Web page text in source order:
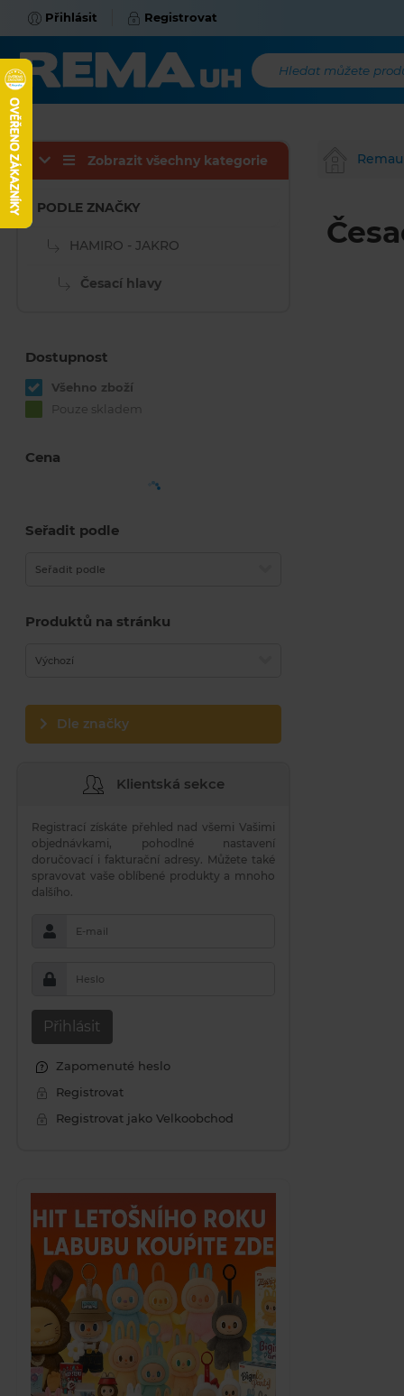
Přihlásit Registrovat
Hledat můžete
Zobrazit všechny kategorie
PODLE ZNAČKY
HAMIRO - JAKRO
Česací hlavy
Dostupnost
Všehno zboží
Pouze skladem
Cena
Seřadit podle
Seřadit podle
Produktů na stránku
Výchozí
Dle značky
Klientská sekce
Registrací získáte přehled nad všemi Vašimi
objednávkami, pohodlné nastavení
doručovací i fakturační adresy. Můžete také
spravovat vaše oblíbené produkty a mnoho
dalšího.
E-mail
Heslo
Přihlásit
Zapomenuté heslo
Registrovat
Registrovat jako Velkoobchod